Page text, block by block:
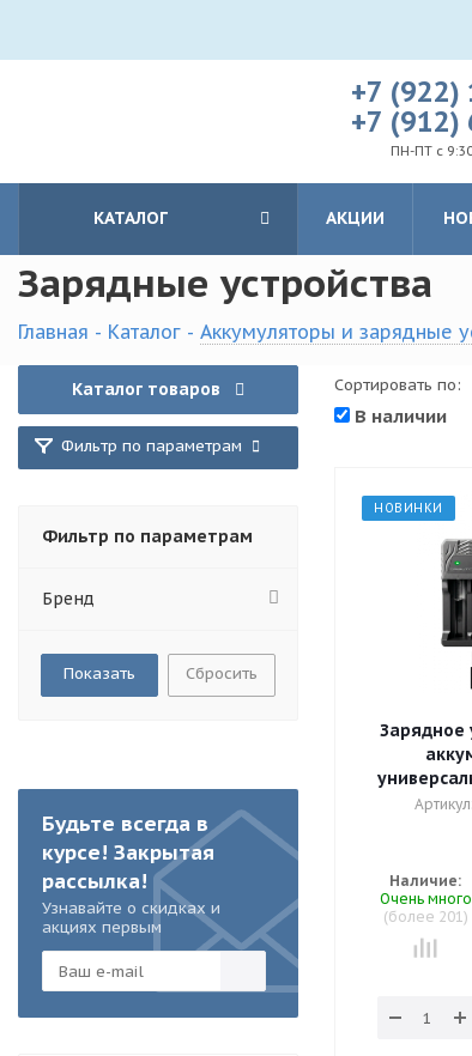
+7 (922)
+7 (912)
ПН-ПТ с
КАТАЛОГ АКЦИИ
Зарядные устройства
Главная - Каталог - Аккумуляторы и зарядные
Сортировать по:
В наличии
НОВИНКИ
Зарядное
Наличие:
Очень много
(более 201)
Каталог товаров
Фильтр по параметрам
Фильтр по параметрам
Бренд
Сбросить
Будьте всегда в
курсе! Закрытая
рассылка!
Узнавайте о скидках и
акциях первым